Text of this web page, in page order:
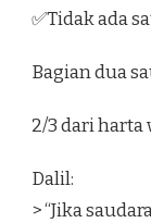
✅Tidak ada
Bagian dua
2/3 dari harta
Dalil:
> “Jika